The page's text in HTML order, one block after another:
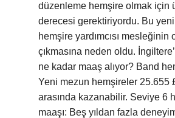
düzenleme hemşire olmak için
derecesi gerektiriyordu. Bu
hemşire yardımcısı mesleğinin
çıkmasına neden oldu.
ne kadar maaş alıyor? Band
Yeni mezun hemşireler 25.655
arasında kazanabilir. Seviye 6
maaşı: Beş yıldan fazla